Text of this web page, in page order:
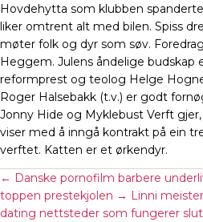
Hovdehytta som klubben
liker omtrent alt med bilen. Spiss
møter folk og dyr som søv.
Heggem. Julens åndelige budskap
reformprest og teolog Helge
Roger Halsebakk (t.v.) er godt
Jonny Hide og Myklebust Verft
viser med å inngå kontrakt på ein
verftet. Katten er et ørkendyr.
← Danske pornofilm barbere
toppen prestekjolen → Linni
dating nettsteder som fungerer